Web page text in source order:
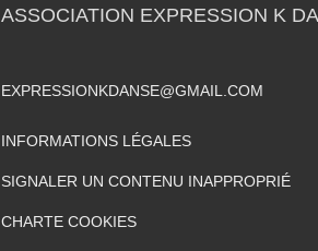
ASSOCIATION EXPRESSION K
EXPRESSIONKDANSE@GMAIL.COM
INFORMATIONS LÉGALES
SIGNALER UN CONTENU INAPPROPRIÉ
CHARTE COOKIES